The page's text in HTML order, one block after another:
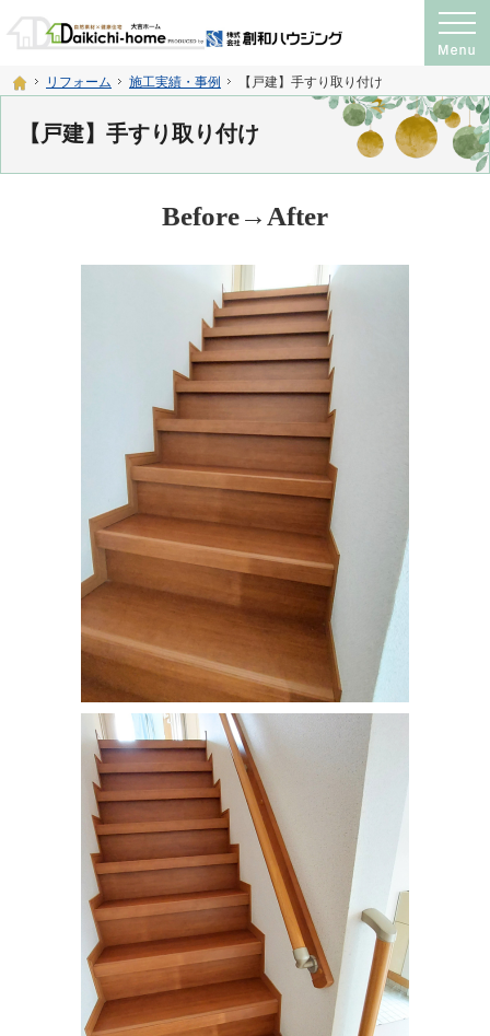
ホーム
リフォーム 施工実績・事例 【戸建】手すり取り付け
【戸建】手すり取り付け
プロの目線からご提案。注文住宅・新築戸建て・リフォームを手がける工務店なら
神奈川県横須賀市・宮城県仙台市の注文住宅・新築戸建て・リフォームを手がけ
Before→After